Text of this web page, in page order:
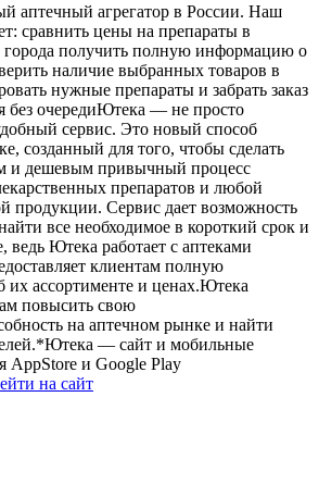
аптечный агрегатор в России. Наш
сравнить цены на препараты в
города получить полную информацию о
наличие выбранных товаров в
нужные препараты и забрать заказ
без очередиЮтека — не просто
сервис. Это новый способ
созданный для того, чтобы сделать
и дешевым привычный процесс
препаратов и любой
продукции. Сервис дает возможность
все необходимое в короткий срок и
ведь Ютека работает с аптеками
клиентам полную
ассортименте и ценах.Ютека
повысить свою
на аптечном рынке и найти
— сайт и мобильные
AppStore и Google Play
на сайт